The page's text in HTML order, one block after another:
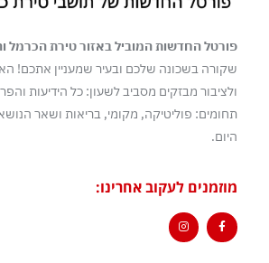
פורטל החדשות המוביל באזור טירת הכרמל
שקורה בשכונה שלכם ובעיר שמעניין אתכם!
ולציבור מבזקים מסביב לשעון: כל הידיעות
תחומים: פוליטיקה, מקומי, בריאות ושאר
היום.
מוזמנים לעקוב אחרינו: